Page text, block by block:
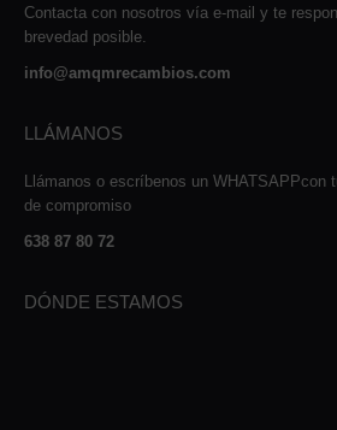
Contacta con nosotros vía e-mail y te
brevedad posible.
info@amqmrecambios.com
LLÁMANOS
Llámanos o escríbenos un WHATSAPPcon
de compromiso
638 87 80 72
DÓNDE ESTAMOS